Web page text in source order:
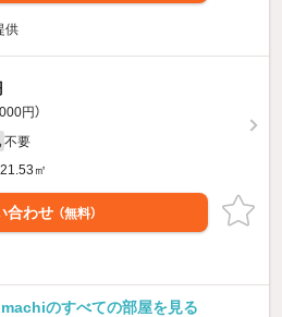
供
円）
不要
㎡
合わせ （無料）
のすべての部屋を見る